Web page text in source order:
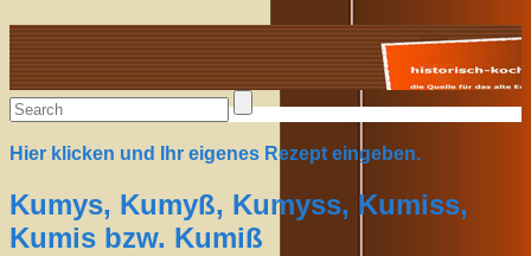
Alte Rezepte online
Hier klicken und Ihr eigenes Rezept eingeben.
Kumys, Kumyß, Kumyss, Kumiss,
Kumis bzw. Kumiß